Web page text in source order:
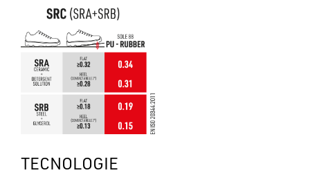
TECNOLOGIE